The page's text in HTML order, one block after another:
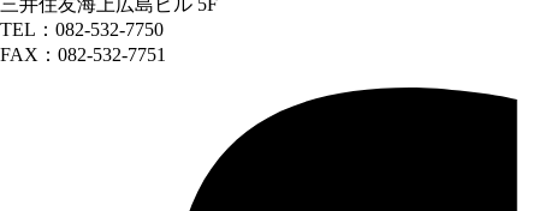
三井住友海上広島ビル 5F
TEL：082-532-7750
FAX：082-532-7751